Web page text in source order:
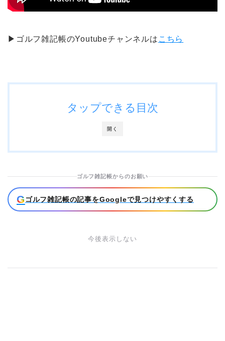
▶ゴルフ雑記帳のYoutubeチャンネルは こちら
開く
タップできる目次
ゴルフ雑記帳からのお願い
G ゴルフ雑記帳の記事をGoogleで見つけやすくする
今後表示しない